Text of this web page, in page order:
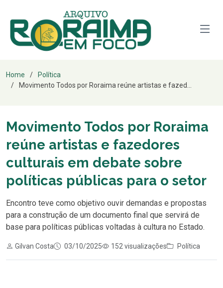
Home
Política
Movimento Todos por Roraima reúne artistas e fazed...
Movimento Todos por Roraima
reúne artistas e fazedores
culturais em debate sobre
políticas públicas para o setor
Encontro teve como objetivo ouvir demandas e propostas
para a construção de um documento final que servirá de
base para políticas públicas voltadas à cultura no Estado.
Gilvan Costa 03/10/2025 152 visualizações Política